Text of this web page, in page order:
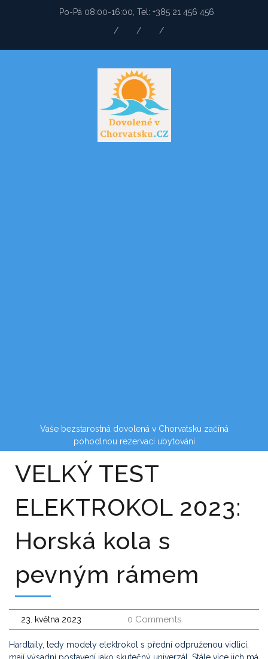
Po-Pá 08:00-16:00, Tel: +385 21 456 456
Vaše bezstarostná dovolená v Chorvatsku začíná
pohodlnou rezervací ubytování
VELKÝ TEST
ELEKTROKOL 2023:
Horská kola s
pevným rámem
23. května 2023 0 Comments
Hardtaily, tedy modely elektrokol s přední odpruženou vidlicí,